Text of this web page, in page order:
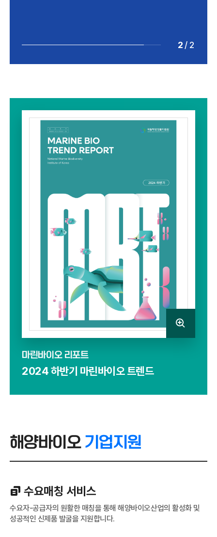
2 / 2
마린바이오 리포트
2024 하반기 마린바이오 트렌드
해양바이오 기업지원
수요매칭 서비스
수요자-공급자의 원활한 매칭을 통해 해양바이오산업의 활성화 및
성공적인 신제품 발굴을 지원합니다.